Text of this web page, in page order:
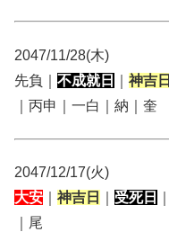
2047/11/28(木)
先負｜ 不成就日 神吉日
｜丙申｜一白｜納｜奎
2047/12/17(火)
大安
神吉日 受死日
｜尾